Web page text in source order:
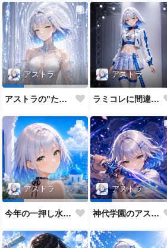
アストラ
アストラの"たまに"のガチモード
アストラ
ラミコレに間違えてきたRQ
アストラ
今年の一押し水着だよ💕
アストラ
神代学園のアストラです💙